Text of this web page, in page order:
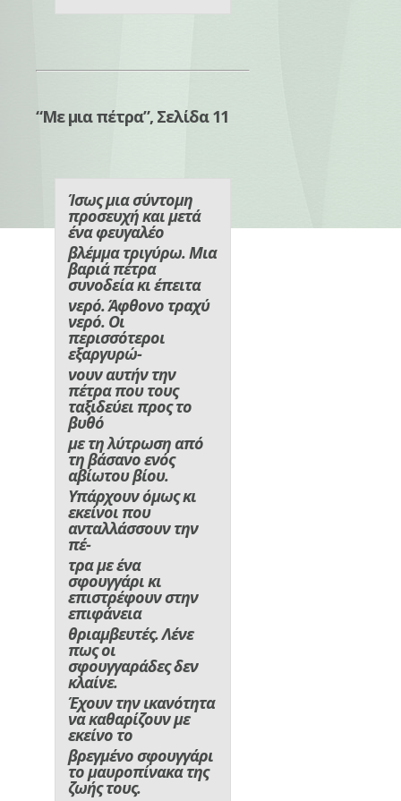
“Με μια πέτρα”, Σελίδα 11
Ίσως μια σύντομη
προσευχή και μετά
ένα φευγαλέο
βλέμμα τριγύρω. Μια
βαριά πέτρα
συνοδεία κι έπειτα
νερό. Άφθονο τραχύ
νερό. Οι
περισσότεροι
εξαργυρώ-
νουν αυτήν την
πέτρα που τους
ταξιδεύει προς το
βυθό
με τη λύτρωση από
τη βάσανο ενός
αβίωτου βίου.
Υπάρχουν όμως κι
εκείνοι που
ανταλλάσσουν την
πέ-
τρα με ένα
σφουγγάρι κι
επιστρέφουν στην
επιφάνεια
θριαμβευτές. Λένε
πως οι
σφουγγαράδες δεν
κλαίνε.
Έχουν την ικανότητα
να καθαρίζουν με
εκείνο το
βρεγμένο σφουγγάρι
το μαυροπίνακα της
ζωής τους.